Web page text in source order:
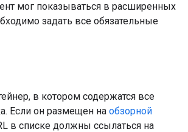
мог показываться в расширенных
задать все обязательные
в котором содержатся все
Если он размещен на обзорной
в списке должны ссылаться на